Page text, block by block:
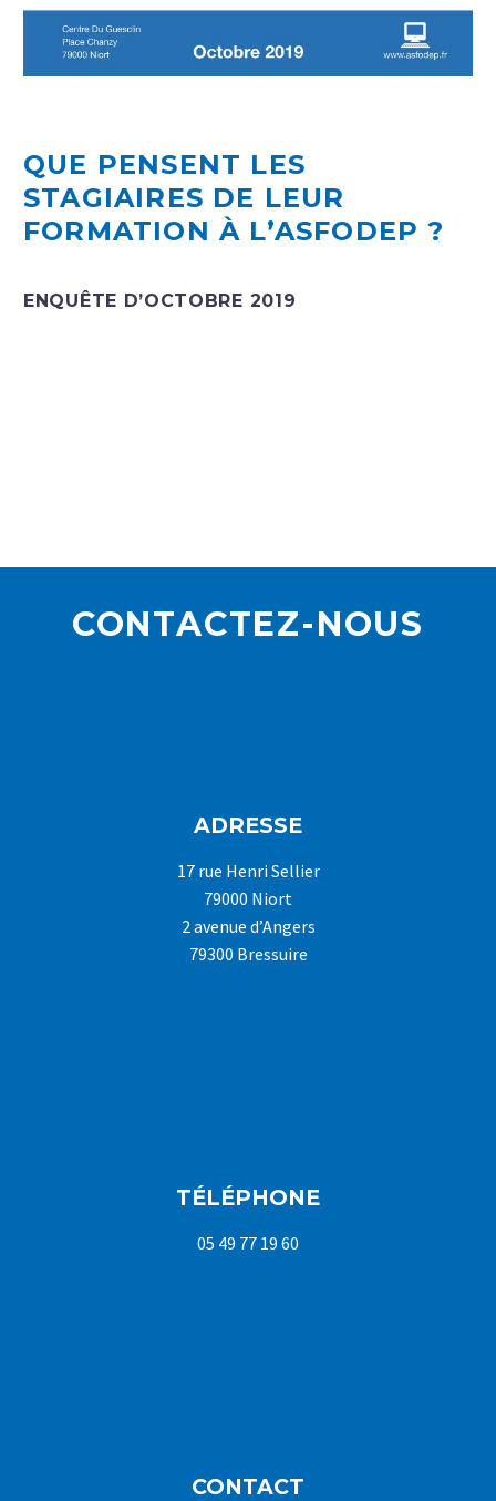
QUE PENSENT LES
STAGIAIRES DE LEUR
FORMATION À L’ASFODEP ?
ENQUÊTE D’OCTOBRE 2019
CONTACTEZ-NOUS
ADRESSE
17 rue Henri Sellier
79000 Niort
2 avenue d’Angers
79300 Bressuire
TÉLÉPHONE
05 49 77 19 60
CONTACT